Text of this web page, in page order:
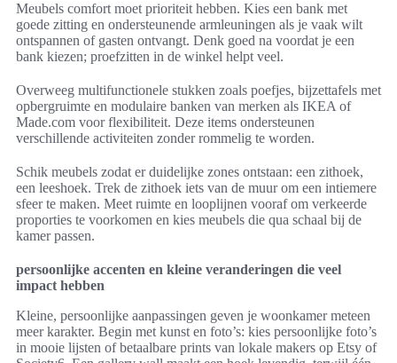
Meubels comfort moet prioriteit hebben. Kies een bank met
goede zitting en ondersteunende armleuningen als je vaak wilt
ontspannen of gasten ontvangt. Denk goed na voordat je een
bank kiezen; proefzitten in de winkel helpt veel.
Overweeg multifunctionele stukken zoals poefjes, bijzettafels met
opbergruimte en modulaire banken van merken als IKEA of
Made.com voor flexibiliteit. Deze items ondersteunen
verschillende activiteiten zonder rommelig te worden.
Schik meubels zodat er duidelijke zones ontstaan: een zithoek,
een leeshoek. Trek de zithoek iets van de muur om een intiemere
sfeer te maken. Meet ruimte en looplijnen vooraf om verkeerde
proporties te voorkomen en kies meubels die qua schaal bij de
kamer passen.
persoonlijke accenten en kleine veranderingen die veel
impact hebben
Kleine, persoonlijke aanpassingen geven je woonkamer meteen
meer karakter. Begin met kunst en foto’s: kies persoonlijke foto’s
in mooie lijsten of betaalbare prints van lokale makers op Etsy of